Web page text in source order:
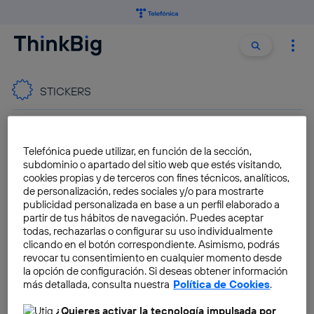
Buscar
STICKERS
ChatGPT para WhatsApp
José María López
Crea stickers de WhatsApp
desde tu propio teléfono
José María López
Telefónica puede utilizar, en función de la sección,
subdominio o apartado del sitio web que estés visitando,
cookies propias y de terceros con fines técnicos, analíticos,
de personalización, redes sociales y/o para mostrarte
publicidad personalizada en base a un perfil elaborado a
partir de tus hábitos de navegación. Puedes aceptar
todas, rechazarlas o configurar su uso individualmente
clicando en el botón correspondiente. Asimismo, podrás
revocar tu consentimiento en cualquier momento desde
la opción de configuración. Si deseas obtener información
más detallada, consulta nuestra Política de Cookies.
¿Quieres activar la tecnología impulsada por